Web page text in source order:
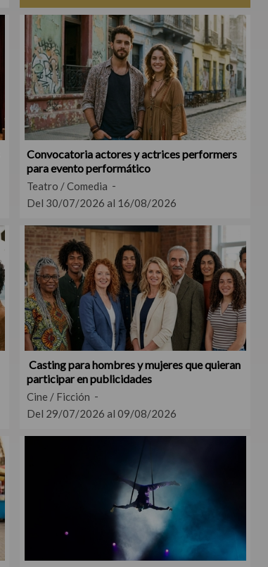
Convocatoria actores y actrices performers
para evento performático
Teatro / Comedia
Del 30/07/2026 al 16/08/2026
Casting para hombres y mujeres que quieran
participar en publicidades
Cine / Ficción
Del 29/07/2026 al 09/08/2026